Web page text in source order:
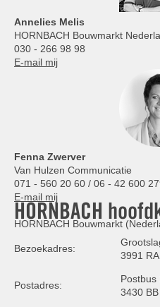
Annelies Melis
HORNBACH Bouwmarkt
030 - 266 98 98
E-mail mij
Fenna Zwerver
Van Hulzen Communicatie
071 - 560 20 60 / 06 - 42 600
E-mail mij
HORNBACH
HORNBACH Bouwmarkt
Bezoekadres:
3991
Postadres:
Postbus
3430